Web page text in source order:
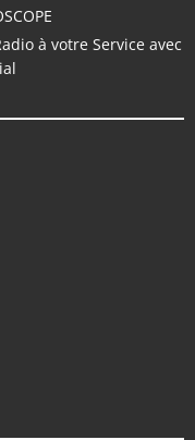
à votre Service avec